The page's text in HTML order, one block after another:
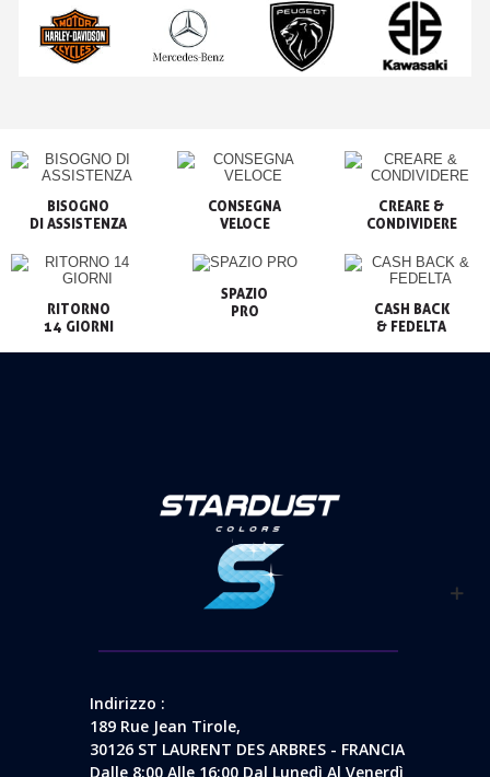
BISOGNO
CONSEGNA
VELOCE
CREARE &
CONDIVIDERE
RITORNO
14 GIORNI
SPAZIO
PRO
CASH BACK
& FEDELTA
Indirizzo :
189 Rue Jean Tirole,
30126 ST LAURENT DES ARBRES - FRANCIA
Dalle 8:00 Alle 16:00 Dal Lunedì Al Venerdì